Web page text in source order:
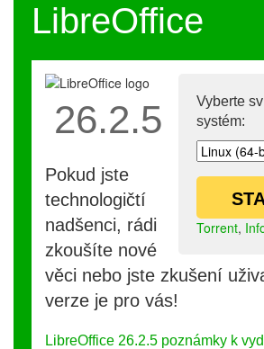
LibreOffice
Vyberte
systém:
Torrent,
26.2.5
Pokud jste
technologičtí
nadšenci, rádi
zkoušíte nové
věci nebo jste zkušení
verze je pro vás!
LibreOffice 26.2.5 poznámky k